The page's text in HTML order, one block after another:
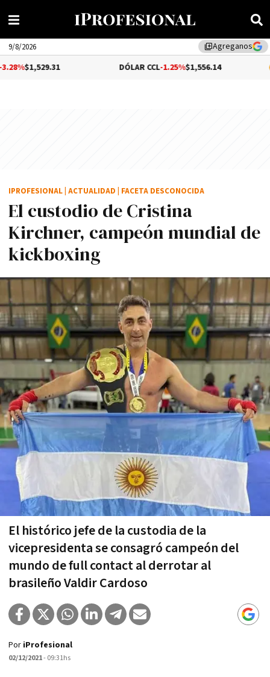
library_addAgreganos
9/8/2026
-1.25%$1,556.14
El custodio de Cristina
Kirchner, campeón mundial de
kickboxing
El histórico jefe de la custodia de la
vicepresidenta se consagró campeón del
mundo de full contact al derrotar al
brasileño Valdir Cardoso
IPROFESIONAL ACTUALIDAD FACETA DESCONOCIDA
Por iProfesional
02/12/2021- 09:31hs